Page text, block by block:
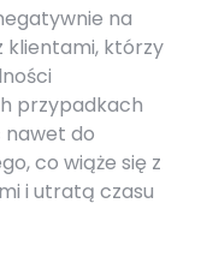
na
klientami, którzy
przypadkach
nawet do
co wiąże się z
i utratą czasu